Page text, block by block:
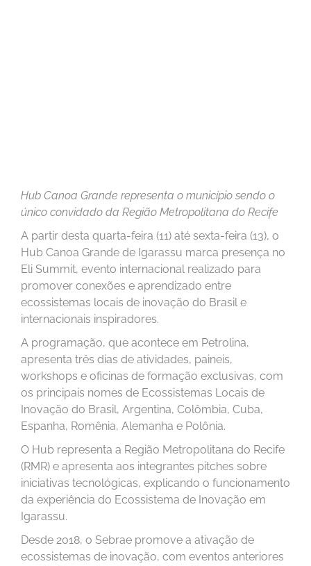
Hub Canoa Grande representa o município sendo o
único convidado da Região Metropolitana do Recife
A partir desta quarta-feira (11) até sexta-feira (13), o
Hub Canoa Grande de Igarassu marca presença no
Eli Summit, evento internacional realizado para
promover conexões e aprendizado entre
ecossistemas locais de inovação do Brasil e
internacionais inspiradores.
A programação, que acontece em Petrolina,
apresenta três dias de atividades, paineis,
workshops e oficinas de formação exclusivas, com
os principais nomes de Ecossistemas Locais de
Inovação do Brasil, Argentina, Colômbia, Cuba,
Espanha, Romênia, Alemanha e Polônia.
O Hub representa a Região Metropolitana do Recife
(RMR) e apresenta aos integrantes pitches sobre
iniciativas tecnológicas, explicando o funcionamento
da experiência do Ecossistema de Inovação em
Igarassu.
Desde 2018, o Sebrae promove a ativação de
ecossistemas de inovação, com eventos anteriores